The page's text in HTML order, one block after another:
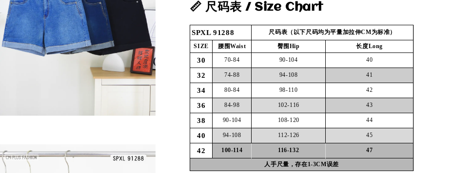
📏 尺码表 / Size Chart
SPXL 91288 尺码表（以下尺码均为平量加拉伸CM为标准）
SIZE 腰围Waist 臀围Hip 长度Long
30 70-84 90-104 40
32 74-88 94-108 41
34 80-84 98-110 42
36 84-98 102-116 43
38 90-104 108-120 44
40 94-108 112-126 45
42 100-114 116-132 47
人手尺量，存在1-3CM误差